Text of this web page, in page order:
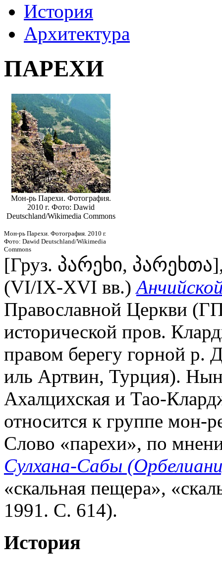
История
Архитектура
ПАРЕХИ
Мон-рь Парехи. Фотография.
2010 г. Фото: Dawid
Deutschland/Wikimedia Commons
Мон-рь Парехи. Фотография. 2010 г.
Фото: Dawid Deutschland/Wikimedia
Commons
[Груз. პარეხი,
(VI/IX-XVI вв.)
Православной Церкви
исторической пров.
правом берегу горной р.
иль Артвин, Турция).
Ахалцихская и Тао-
относится к группе мон-
Слово «парехи», по
Сулхана-Сабы
«скальная пещера»,
1991. С. 614).
История